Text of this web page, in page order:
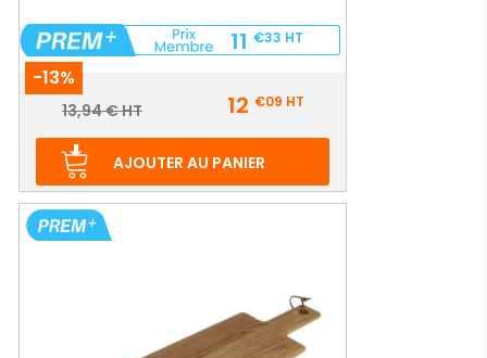
11 €33 HT
-13%
Prix
Prix
base
13,94 € HT 12 €09 HT
AJOUTER AU PANIER